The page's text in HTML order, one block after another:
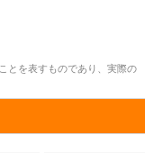
とを表すものであり、実際の